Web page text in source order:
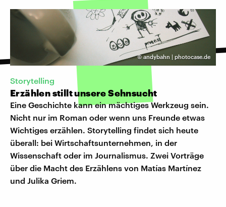
©andybahn | photocase.de
Storytelling
Erzählen stillt unsere Sehnsucht
Eine Geschichte kann ein mächtiges Werkzeug sein.
Nicht nur im Roman oder wenn uns Freunde etwas
Wichtiges erzählen. Storytelling findet sich heute
überall: bei Wirtschaftsunternehmen, in der
Wissenschaft oder im Journalismus. Zwei Vorträge
über die Macht des Erzählens von Matías Martínez
und Julika Griem.